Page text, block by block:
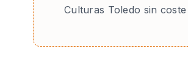
Culturas Toledo sin coste